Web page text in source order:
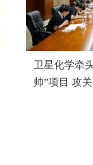
卫星化学牵
帅”项目 攻